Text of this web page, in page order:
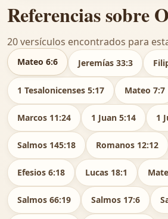
Referencias sobre
20 versículos encontrados para
Mateo 6:6 Jeremías 33:3
1 Tesalonicenses 5:17 Mateo 7:7
Marcos 11:24 1 Juan 5:14 1
Salmos 145:18 Romanos 12:12
Efesios 6:18 Lucas 18:1
Salmos 66:19 Salmos 17:6